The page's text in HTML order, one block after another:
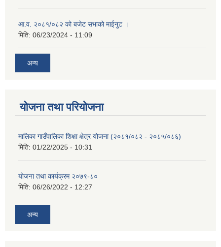
आ.व. २०८१/०८२ को बजेट सभाको माईनुट ।
मिति: 06/23/2024 - 11:09
अन्य
योजना तथा परियोजना
मालिका गाउँपालिका शिक्षा क्षेत्र योजना (२०८१/०८२ - २०८५/०८६)
मिति: 01/22/2025 - 10:31
योजना तथा कार्यक्रम २०७९-८०
मिति: 06/26/2022 - 12:27
अन्य